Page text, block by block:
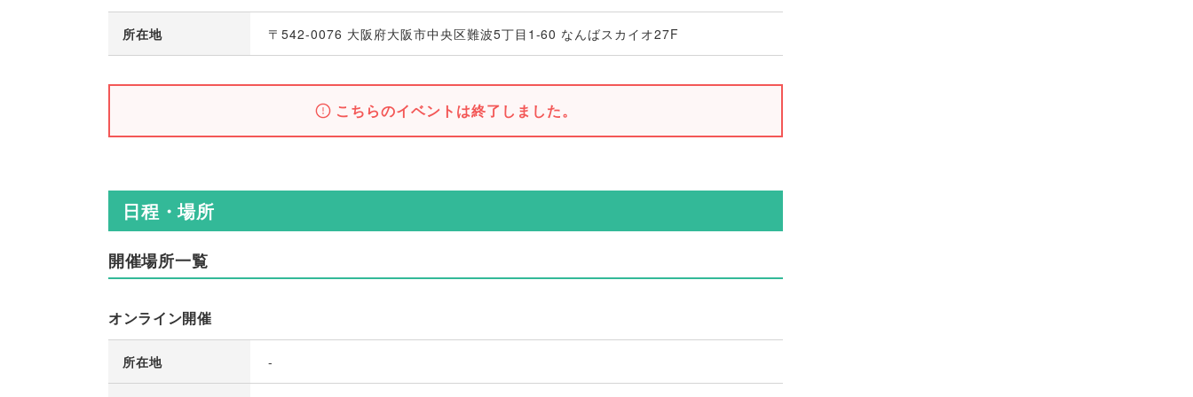
所在地 〒542-0076 大阪府大阪市中央区難波5丁目1-60 なんばスカイオ27F
こちらのイベントは終了しました。
日程・場所
開催場所一覧
オンライン開催
所在地 -